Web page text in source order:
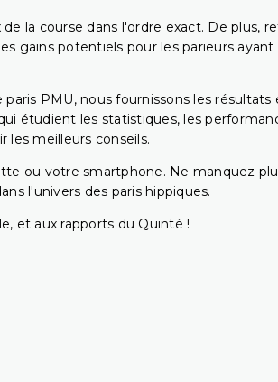
la course dans l'ordre exact. De plus,
gains potentiels pour les parieurs ayant
PMU, nous fournissons les résultats
étudient les statistiques, les
les meilleurs conseils.
ou votre smartphone. Ne manquez
l'univers des paris hippiques.
et aux rapports du Quinté !